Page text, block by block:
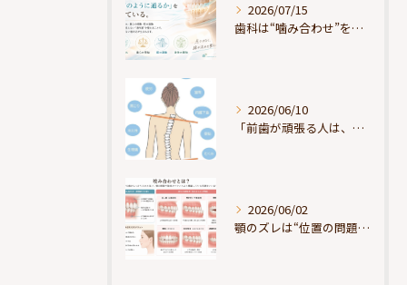
2026/07/15
歯科は“噛み合わせ”を見ているが、身体は“通り道”を見ている
2026/06/10
「前歯が頑張る人は、だいたい疲れている」
2026/06/02
顎のズレは“位置の問題”ではなく“選択の問題”